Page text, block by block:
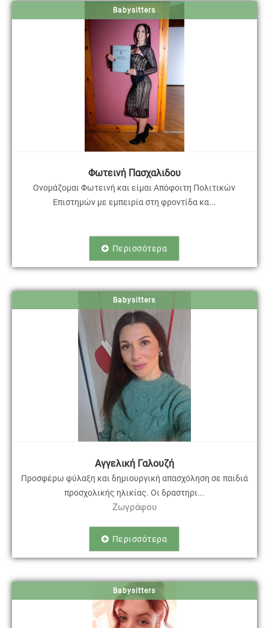
Babysitters
Φωτεινή Πασχαλιδου
Ονομάζομαι Φωτεινή και είμαι Απόφοιτη Πολιτικών
Επιστημών με εμπειρία στη φροντίδα κα...
Περισσότερα
Babysitters
Αγγελική Γαλουζή
Προσφέρω φύλαξη και δημιουργική απασχόληση σε παιδιά
προσχολικής ηλικίας. Οι δραστηρι...
Ζωγράφου
Περισσότερα
Babysitters